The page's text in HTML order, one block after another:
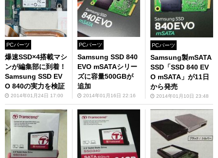
PCパーツ
爆速SSD×4搭載マシ
ンが編集部に到着！
Samsung SSD EV
O 840の実力を検証
2014年01月24日 17:00
PCパーツ
Samsung SSD 840
EVO mSATAシリー
ズに容量500GBが
追加
2014年01月16日 22:16
PCパーツ
Samsung製mSATA
SSD「SSD 840 EV
O mSATA」が11日
から発売
2014年01月10日 23:48